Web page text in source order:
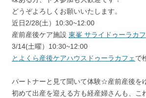
どうぞよろしくお願いいたします。
近日2/28(土）10:30~12:00
産前産後ケア施設 東峯 サライ ドゥーラカ
3/14(土曜）10:30~12:00
とよくら産後ケアハウス ドゥーラカフェ で
パートナーと見て聞いて体験☆産前産後を
初めて出産を迎える方も経産婦さんも、こ